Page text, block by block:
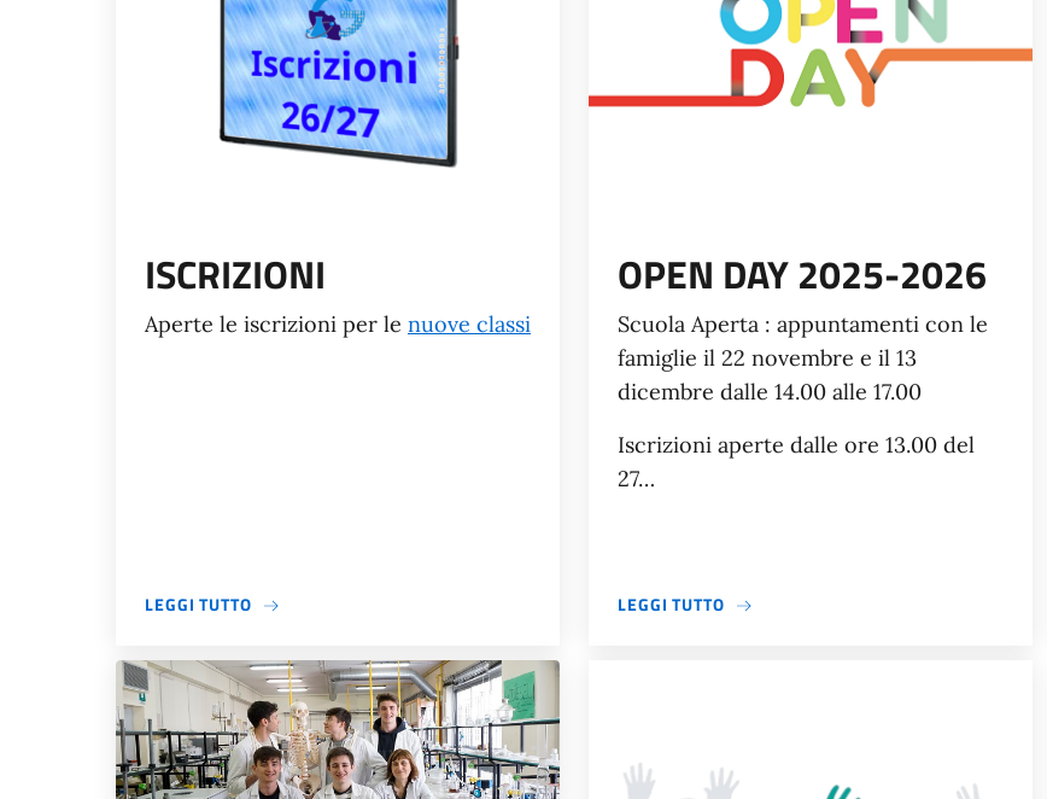
ISCRIZIONI
Aperte le iscrizioni per le nuove classi
LEGGI TUTTOA PROPOSITO DI ISCRIZIONI
OPEN DAY 2025-2026
Scuola Aperta : appuntamenti con le
famiglie il 22 novembre e il 13
dicembre dalle 14.00 alle 17.00
Iscrizioni aperte dalle ore 13.00 del
27…
LEGGI TUTTOA PROPOSITO DI OPEN DAY 2025-2026